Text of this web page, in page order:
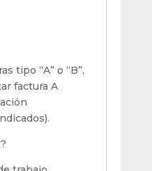
tipo “A” o “B”,
factura A